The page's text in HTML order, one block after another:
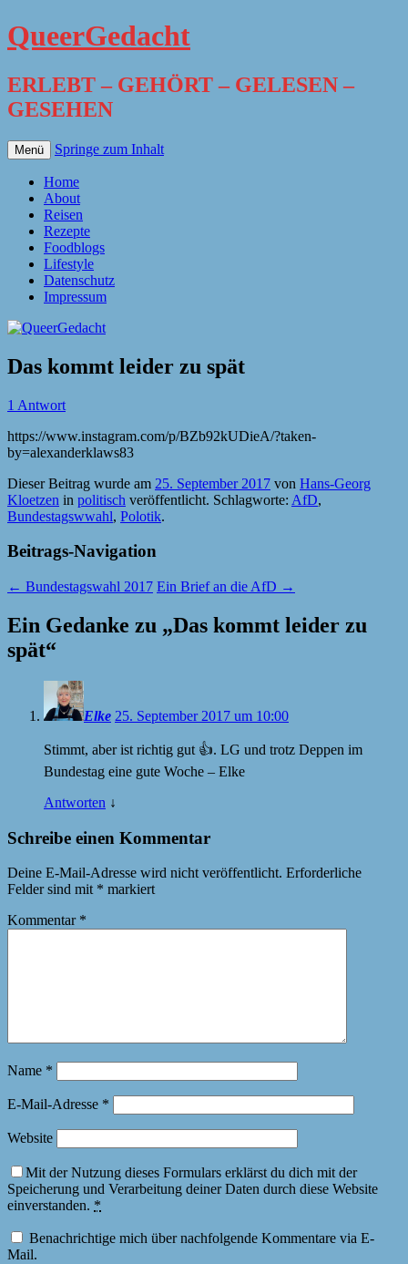
QueerGedacht
ERLEBT – GEHÖRT – GELESEN –
GESEHEN
Menü Springe zum Inhalt
Home
About
Reisen
Rezepte
Foodblogs
Lifestyle
Datenschutz
Impressum
Das kommt leider zu spät
1 Antwort
https://www.instagram.com/p/BZb92kUDieA/?taken-
by=alexanderklaws83
Dieser Beitrag wurde am 25. September 2017 von Hans-Georg
Kloetzen in politisch veröffentlicht. Schlagworte: AfD,
Bundestagswwahl, Polotik.
Beitrags-Navigation
← Bundestagswahl 2017 Ein Brief an die AfD →
Ein Gedanke zu „Das kommt leider zu
spät“
Elke 25. September 2017 um 10:00
Stimmt, aber ist richtig gut 👍. LG und trotz Deppen im
Bundestag eine gute Woche – Elke
Antworten ↓
Schreibe einen Kommentar
Deine E-Mail-Adresse wird nicht veröffentlicht. Erforderliche
Felder sind mit * markiert
Kommentar *
Name *
E-Mail-Adresse *
Website
Mit der Nutzung dieses Formulars erklärst du dich mit der
Speicherung und Verarbeitung deiner Daten durch diese Website
einverstanden. *
Benachrichtige mich über nachfolgende Kommentare via E-
Mail.